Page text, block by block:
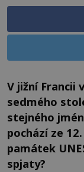
V jižní Francii
sedmého
stejného
pochází ze
památek
spjaty?